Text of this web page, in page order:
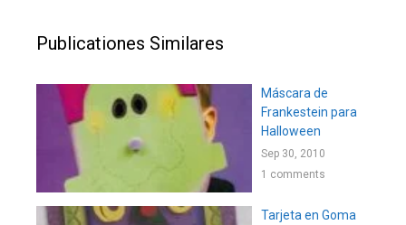
Publicationes Similares
Máscara de
Frankestein para
Halloween
Sep 30, 2010
1 comments
Tarjeta en Goma